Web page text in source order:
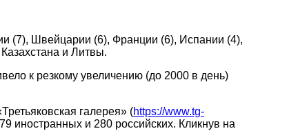
(7), Швейцарии (6), Франции (6), Испании (4),
и Литвы.
к резкому увеличению (до 2000 в день)
галерея» (https://www.tg-
иностранных и 280 российских. Кликнув на